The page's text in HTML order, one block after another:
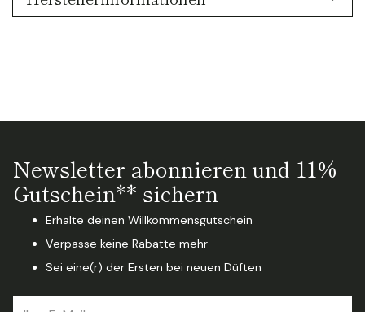
Newsletter abonnieren und 11%
Gutschein** sichern
Erhalte deinen Willkommensgutschein
Verpasse keine Rabatte mehr
Sei eine(r) der Ersten bei neuen Düften